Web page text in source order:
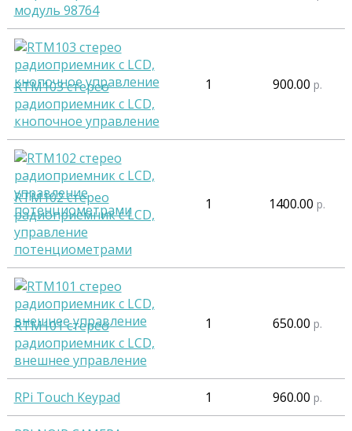
модуль 98764
RTM103 стерео
радиоприемник с LCD,
кнопочное управление
1 900.00 р.
RTM102 стерео
радиоприемник с LCD,
управление
потенциометрами
1 1400.00 р.
RTM101 стерео
радиоприемник с LCD,
внешнее управление
1 650.00 р.
RPi Touch Keypad 1 960.00 р.